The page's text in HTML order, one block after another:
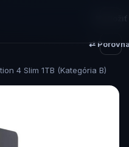
4 Slim 1TB (Kategória B)
⇄